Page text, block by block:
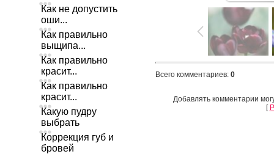
Как не допустить
оши...
Как правильно
выщипа...
Как правильно
красит...
Как правильно
красит...
Какую пудру
выбрать
Коррекция губ и
бровей
Всего комментариев: 0
Добавлять комментарии
[